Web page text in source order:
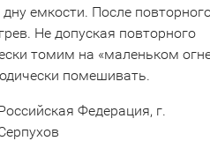
емкости. После
Не допуская повторного
томим на «маленьком
помешивать.
Федерация, г.